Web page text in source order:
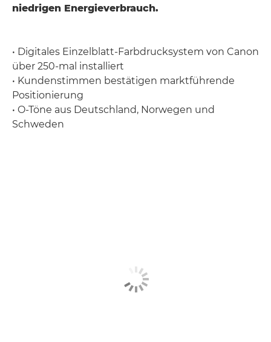
niedrigen Energieverbrauch.
• Digitales Einzelblatt-Farbdrucksystem von Canon
über 250-mal installiert
• Kundenstimmen bestätigen marktführende
Positionierung
• O-Töne aus Deutschland, Norwegen und
Schweden